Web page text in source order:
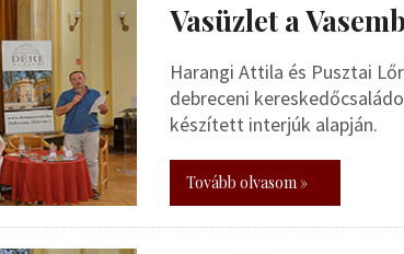
Vasüzlet a
Harangi Attila és Pusztai
debreceni
készített interjúk alapján.
Tovább olvasom »